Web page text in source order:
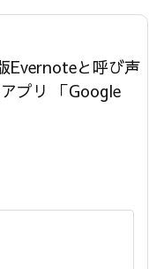
Evernoteと呼び声
プリ 「Google